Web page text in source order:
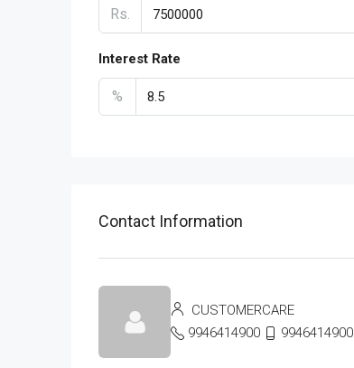
Rs.
Interest Rate
%
Contact Information
CUSTOMERCARE
9946414900
9946414900